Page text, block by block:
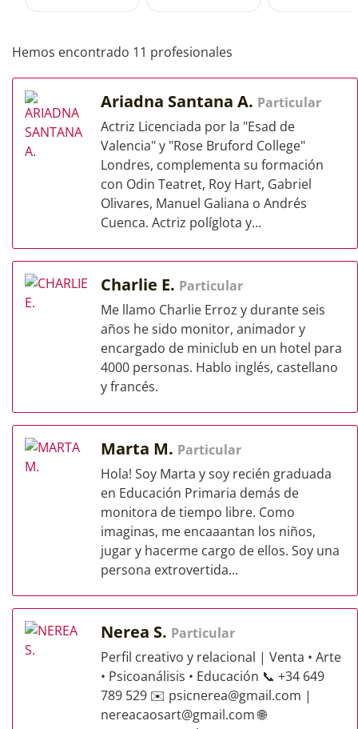
Hemos encontrado 11 profesionales
Ariadna Santana A. Particular
Actriz Licenciada por la "Esad de
Valencia" y "Rose Bruford College"
Londres, complementa su formación
con Odin Teatret, Roy Hart, Gabriel
Olivares, Manuel Galiana o Andrés
Cuenca. Actriz políglota y...
Charlie E. Particular
Me llamo Charlie Erroz y durante seis
años he sido monitor, animador y
encargado de miniclub en un hotel para
4000 personas. Hablo inglés, castellano
y francés.
Marta M. Particular
Hola! Soy Marta y soy recién graduada
en Educación Primaria demás de
monitora de tiempo libre. Como
imaginas, me encaaantan los niños,
jugar y hacerme cargo de ellos. Soy una
persona extrovertida...
Nerea S. Particular
Perfil creativo y relacional | Venta • Arte
• Psicoanálisis • Educación 📞 +34 649
789 529 ✉️ psicnerea@gmail.com |
nereacaosart@gmail.com🌐